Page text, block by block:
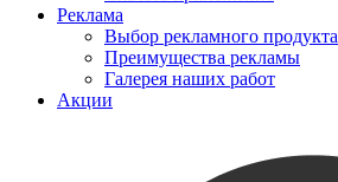
Реклама
Выбор рекламного продукта
Преимущества рекламы
Галерея наших работ
Акции